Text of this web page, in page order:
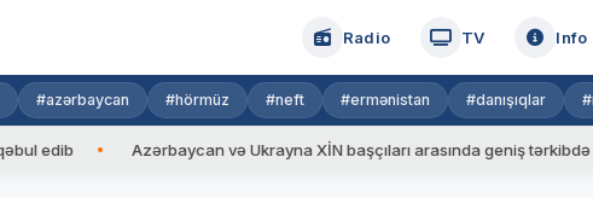
Radio TV Info
#azərbaycan #hörmüz #neft #ermənistan #danışıqlar
Azərbaycan və Ukrayna XİN başçıları arasında geniş tərkibdə görüş